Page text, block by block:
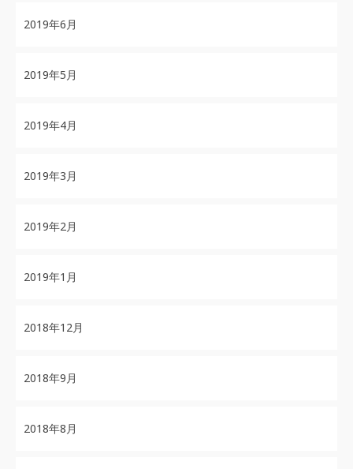
2019年6月
2019年5月
2019年4月
2019年3月
2019年2月
2019年1月
2018年12月
2018年9月
2018年8月